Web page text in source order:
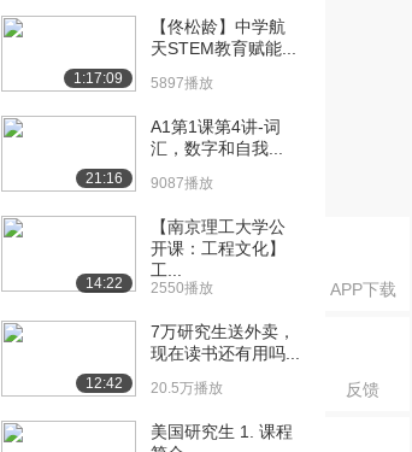
APP下载
反馈
课：放大电路的主要...
6589播放
[17] 河北师范大学公开
课：放大电路的特点
6570播放
[18] 河北师范大学公开
8017播放
[19] 河北师范大学公开
6862播放
[20] 河北师范大学公开
课：放大电路的图解...
5119播放
1:17:09
【佟松龄】中学航
天STEM教育赋能...
5897播放
21:16
A1第1课第4讲-词
汇，数字和自我...
9087播放
14:22
【南京理工大学公
开课：工程文化】
工...
2550播放
12:42
7万研究生送外卖，
现在读书还有用吗...
20.5万播放
美国研究生 1. 课程